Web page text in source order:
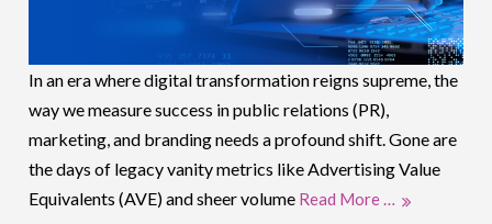
In an era where digital transformation reigns supreme, the
way we measure success in public relations (PR),
marketing, and branding needs a profound shift. Gone are
the days of legacy vanity metrics like Advertising Value
Equivalents (AVE) and sheer volume Read More …